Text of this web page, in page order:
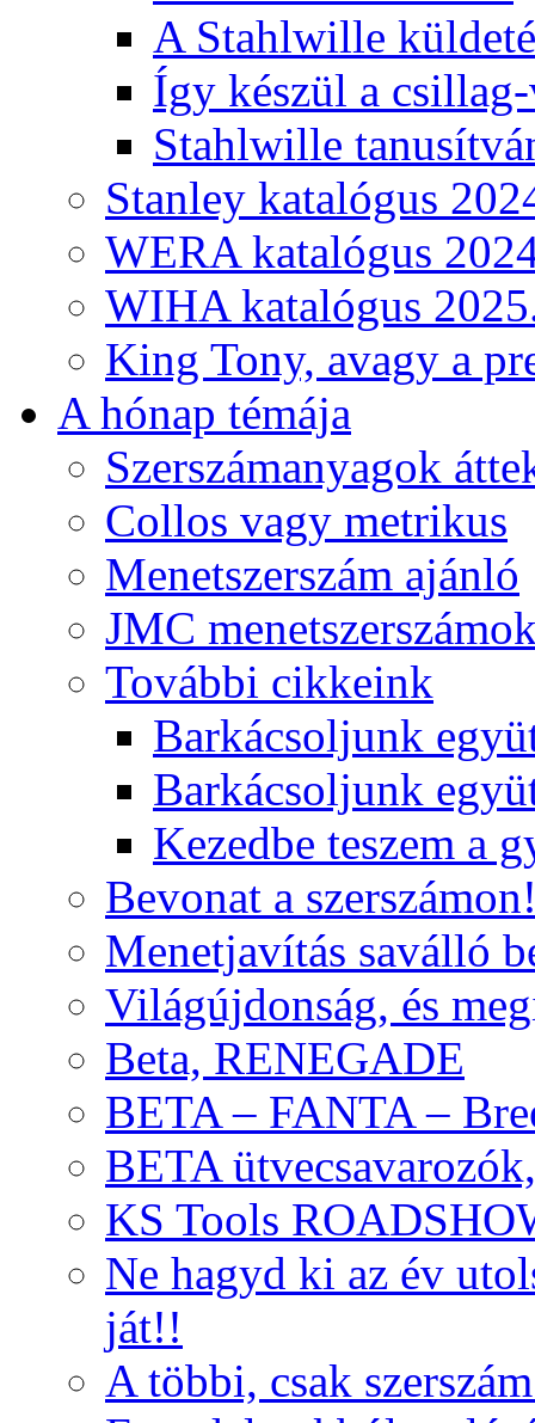
A Stahlwille
Így készül a
Stahlwille
Stanley katalógus
WERA katalógus
WIHA katalógus
King Tony, avagy a
A hónap témája
Szerszámanyagok
Collos vagy metrikus
Menetszerszám ajánló
JMC
További cikkeink
Barkácsoljunk
Barkácsoljunk
Kezedbe teszem a
Bevonat a
Menetjavítás saválló
Világújdonság, és
Beta, RENEGADE
BETA – FANTA –
BETA
KS Tools
Ne hagyd ki az év
ját!!
A többi, csak